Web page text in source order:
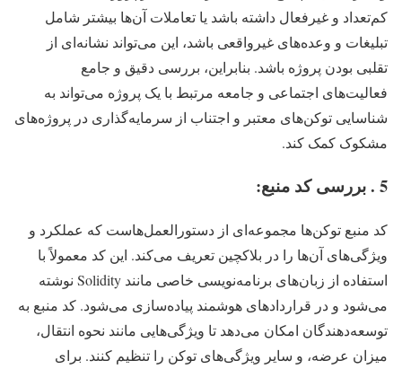
کم‌تعداد و غیرفعال داشته باشد یا تعاملات آن‌ها بیشتر شامل
تبلیغات و وعده‌های غیرواقعی باشد، این می‌تواند نشانه‌ای از
تقلبی بودن پروژه باشد. بنابراین، بررسی دقیق و جامع
فعالیت‌های اجتماعی و جامعه مرتبط با یک پروژه می‌تواند به
شناسایی توکن‌های معتبر و اجتناب از سرمایه‌گذاری در پروژه‌های
مشکوک کمک کند.
5 . بررسی کد منبع:
کد منبع توکن‌ها مجموعه‌ای از دستورالعمل‌هاست که عملکرد و
ویژگی‌های آن‌ها را در بلاکچین تعریف می‌کند. این کد معمولاً با
استفاده از زبان‌های برنامه‌نویسی خاصی مانند Solidity نوشته
می‌شود و در قراردادهای هوشمند پیاده‌سازی می‌شود. کد منبع به
توسعه‌دهندگان امکان می‌دهد تا ویژگی‌هایی مانند نحوه انتقال،
میزان عرضه، و سایر ویژگی‌های توکن را تنظیم کنند. برای